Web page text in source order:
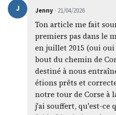
J Jenny · 21/04/2026
Ton article me fait
premiers pas dans le
en juillet 2015 (oui
bout du chemin de
destiné à nous
étions prêts et
notre tour de Corse à
j'ai souffert, qu'est-ce